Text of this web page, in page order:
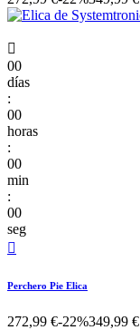

00
días
:
00
horas
:
00
min
:
00
seg

Perchero Pie Elica
272,99 €-22%349,99 €